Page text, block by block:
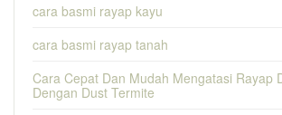
cara basmi rayap kayu
cara basmi rayap tanah
Cara Cepat Dan Mudah Mengatasi Rayap
Dengan Dust Termite